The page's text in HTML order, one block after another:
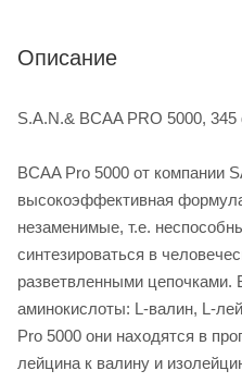
Описание
S.A.N.& BCAA PRO 5000, 345
BCAA Pro 5000 от компании
высокоэффективная
незаменимые, т.е.
синтезироваться в
разветвленными
аминокислоты: L-валин, L-
Pro 5000 они находятся в
лейцина к валину и